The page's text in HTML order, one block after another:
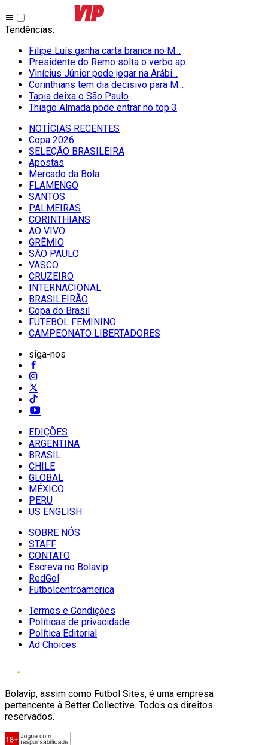
Tendências:
Filipe Luís ganha carta branca no M...
Presidente do Remo solta o verbo ap...
Vinícius Júnior pode jogar na Arábi...
Corinthians tem dia decisivo para M...
Tapia deixa o São Paulo
Thiago Almada pode entrar no top 3
NOTÍCIAS RECENTES
Copa 2026
SELEÇÃO BRASILEIRA
Apostas
Mercado da Bola
FLAMENGO
SANTOS
PALMEIRAS
CORINTHIANS
AO VIVO
GRÊMIO
SĀO PAULO
VASCO
CRUZEIRO
INTERNACIONAL
BRASILEIRÃO
Copa do Brasil
FUTEBOL FEMININO
CAMPEONATO LIBERTADORES
siga-nos
EDIÇÕES
ARGENTINA
BRASIL
CHILE
GLOBAL
MÉXICO
PERU
US ENGLISH
SOBRE NÓS
STAFF
CONTATO
Escreva no Bolavip
RedGol
Futbolcentroamerica
Termos e Condições
Políticas de privacidade
Política Editorial
Ad Choices
Bolavip, assim como Futbol Sites, é uma empresa
pertencente à Better Collective. Todos os direitos
reservados.